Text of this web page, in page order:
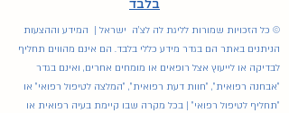
בלבד
© כל הזכויות שמורות לליגת לה לצ'ה ישראל | המידע וההצעות
הניתנים באתר הם בגדר מידע כללי בלבד. הם אינם מהווים תחליף
לבדיקה או לייעוץ אצל רופאים או מומחים אחרים, ואינם בגדר
"אבחנה רפואית", "חוות דעת רפואית", "המלצה לטיפול רפואי" או
"תחליף לטיפול רפואי" | בכל מקרה שבו קיימת בעיה רפואית או